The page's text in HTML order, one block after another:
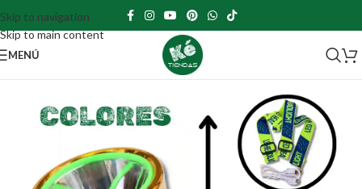
Skip to navigation
Skip to main content
MENÚ